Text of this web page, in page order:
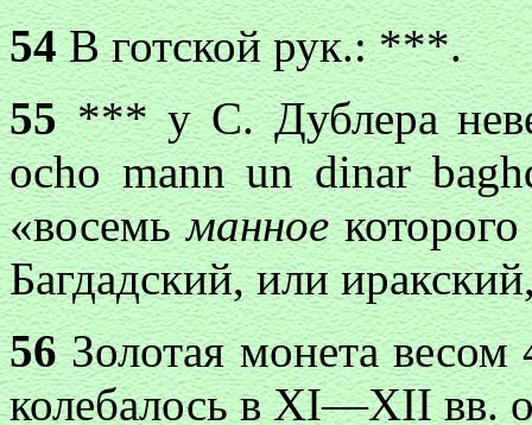
54В готской рук.: ***.
55*** у С. Дублера
ocho mann un dinar
«восемьманноекоторого
Багдадский, или
56Золотая монета весом
колебалось в XI—XII вв.